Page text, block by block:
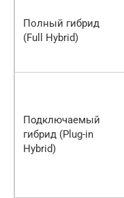
Полный гибрид
(Full Hybrid)
Подключаемый
гибрид (Plug-in
Hybrid)